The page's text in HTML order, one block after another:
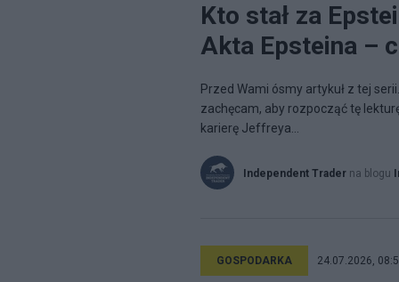
Kto stał za
Akta Epsteina –
Przed Wami ósmy artykuł z tej
zachęcam, aby rozpocząć tę
karierę Jeffreya...
Independent Trader na blogu
GOSPODARKA 24.07.2026,